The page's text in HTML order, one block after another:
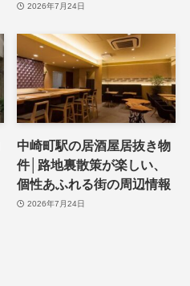
2026年7月24日
中崎町駅の居酒屋居抜き物
件│路地裏散策が楽しい、
個性あふれる街の周辺情報
2026年7月24日